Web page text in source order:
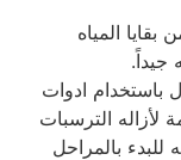
بقايا المياه
جيداً.
باستخدام ادوات
الترسبات
للبدء بالمراحل